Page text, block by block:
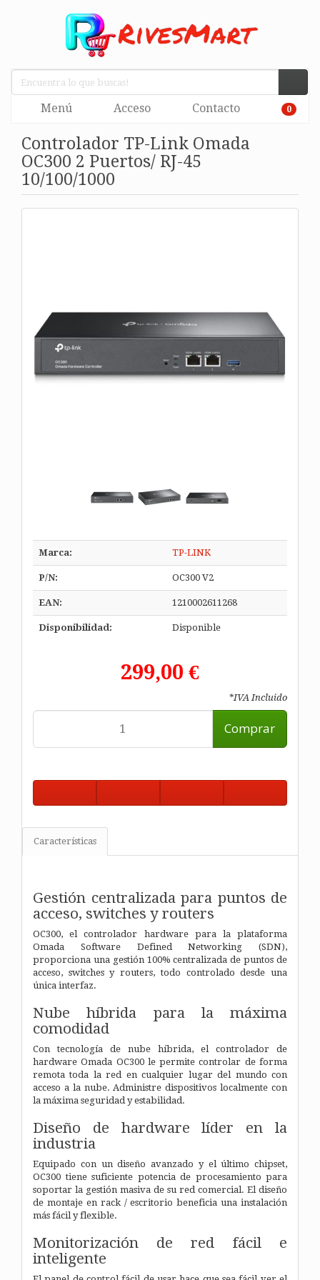
Menú Acceso Contacto 0
Controlador TP-Link Omada
OC300 2 Puertos/ RJ-45
10/100/1000
Marca: TP-LINK
P/N: OC300 V2
EAN: 1210002611268
Disponibilidad: Disponible
299,00 €
*IVA Incluido
Comprar
Características
Gestión centralizada para puntos de
acceso, switches y routers
OC300, el controlador hardware para la plataforma
Omada Software Defined Networking (SDN),
proporciona una gestión 100% centralizada de puntos de
acceso, switches y routers, todo controlado desde una
única interfaz.
Nube híbrida para la máxima
comodidad
Con tecnología de nube híbrida, el controlador de
hardware Omada OC300 le permite controlar de forma
remota toda la red en cualquier lugar del mundo con
acceso a la nube. Administre dispositivos localmente con
la máxima seguridad y estabilidad.
Diseño de hardware líder en la
industria
Equipado con un diseño avanzado y el último chipset,
OC300 tiene suficiente potencia de procesamiento para
soportar la gestión masiva de su red comercial. El diseño
de montaje en rack / escritorio beneficia una instalación
más fácil y flexible.
Monitorización de red fácil e
inteligente